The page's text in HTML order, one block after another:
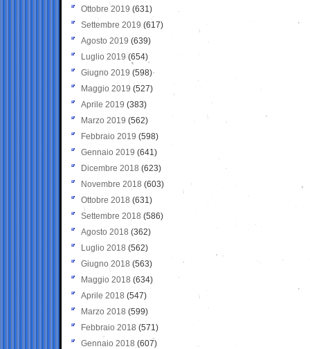
Ottobre 2019 (631)
Settembre 2019 (617)
Agosto 2019 (639)
Luglio 2019 (654)
Giugno 2019 (598)
Maggio 2019 (527)
Aprile 2019 (383)
Marzo 2019 (562)
Febbraio 2019 (598)
Gennaio 2019 (641)
Dicembre 2018 (623)
Novembre 2018 (603)
Ottobre 2018 (631)
Settembre 2018 (586)
Agosto 2018 (362)
Luglio 2018 (562)
Giugno 2018 (563)
Maggio 2018 (634)
Aprile 2018 (547)
Marzo 2018 (599)
Febbraio 2018 (571)
Gennaio 2018 (607)